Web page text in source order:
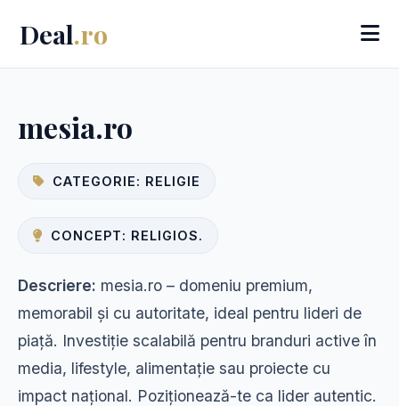
Deal.ro
mesia.ro
CATEGORIE: RELIGIE
CONCEPT: RELIGIOS.
Descriere: mesia.ro – domeniu premium,
memorabil și cu autoritate, ideal pentru lideri de
piață. Investiție scalabilă pentru branduri active în
media, lifestyle, alimentație sau proiecte cu
impact național. Poziționează-te ca lider autentic.